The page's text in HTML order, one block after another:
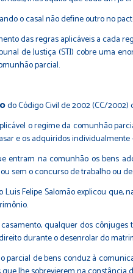
o casal não define outro no
das regras aplicáveis a cada
de Justiça (STJ) cobre uma
parcial.
do Código Civil de 2002 (CC/
o regime da comunhão
e os adquiridos individualmente
entram na comunhão os bens
sem o concurso de trabalho ou
Luis Felipe Salomão explicou
qualquer dos
durante o desenrolar do
parcial de bens conduz à